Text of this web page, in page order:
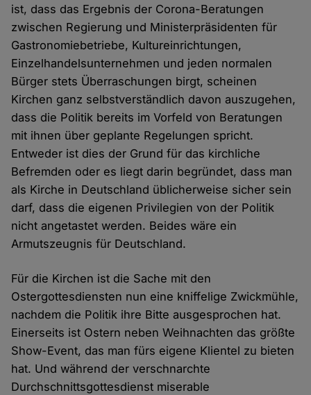
ist, dass das Ergebnis der Corona-Beratungen
zwischen Regierung und Ministerpräsidenten für
Gastronomiebetriebe, Kultureinrichtungen,
Einzelhandelsunternehmen und jeden normalen
Bürger stets Überraschungen birgt, scheinen
Kirchen ganz selbstverständlich davon auszugehen,
dass die Politik bereits im Vorfeld von Beratungen
mit ihnen über geplante Regelungen spricht.
Entweder ist dies der Grund für das kirchliche
Befremden oder es liegt darin begründet, dass man
als Kirche in Deutschland üblicherweise sicher sein
darf, dass die eigenen Privilegien von der Politik
nicht angetastet werden. Beides wäre ein
Armutszeugnis für Deutschland.
Für die Kirchen ist die Sache mit den
Ostergottesdiensten nun eine kniffelige Zwickmühle,
nachdem die Politik ihre Bitte ausgesprochen hat.
Einerseits ist Ostern neben Weihnachten das größte
Show-Event, das man fürs eigene Klientel zu bieten
hat. Und während der verschnarchte
Durchschnittsgottesdienst miserable